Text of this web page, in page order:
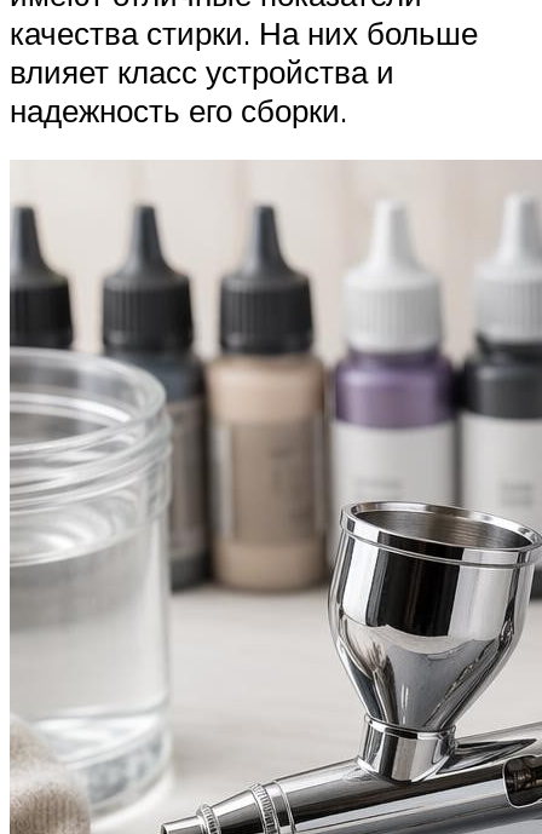
качества стирки. На них больше
влияет класс устройства и
надежность его сборки.